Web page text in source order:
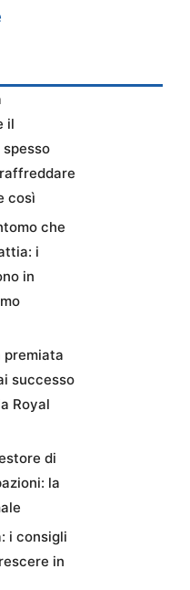
il
così
che
i
in
premiata
successo
Royal
di
la
i consigli
in